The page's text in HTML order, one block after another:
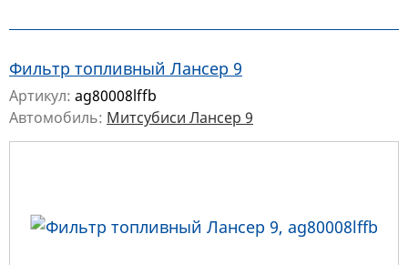
Фильтр топливный Лансер 9
Артикул: ag80008lffb
Автомобиль: Митсубиси Лансер 9